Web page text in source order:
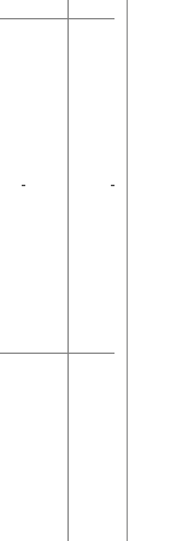
- -